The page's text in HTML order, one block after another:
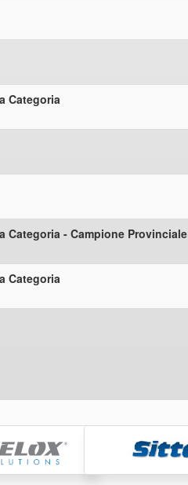
Categoria
Categoria - Campione Provinciale
Categoria